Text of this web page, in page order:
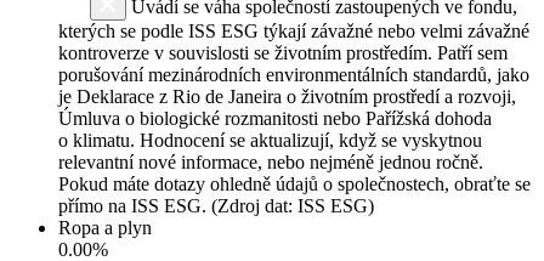
Uvádí se váha společností zastoupených ve fondu,
kterých se podle ISS ESG týkají závažné nebo velmi závažné
kontroverze v souvislosti se životním prostředím. Patří sem
porušování mezinárodních environmentálních standardů, jako
je Deklarace z Rio de Janeira o životním prostředí a rozvoji,
Úmluva o biologické rozmanitosti nebo Pařížská dohoda
o klimatu. Hodnocení se aktualizují, když se vyskytnou
relevantní nové informace, nebo nejméně jednou ročně.
Pokud máte dotazy ohledně údajů o společnostech, obraťte se
přímo na ISS ESG. (Zdroj dat: ISS ESG)
Ropa a plyn
0.00%